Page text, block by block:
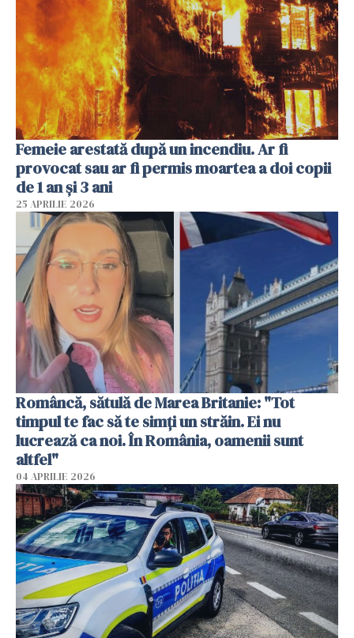
Femeie arestată după un incendiu. Ar fi
provocat sau ar fi permis moartea a doi copii
de 1 an și 3 ani
25 APRILIE 2026
Româncă, sătulă de Marea Britanie: "Tot
timpul te fac să te simți un străin. Ei nu
lucrează ca noi. În România, oamenii sunt
altfel"
04 APRILIE 2026